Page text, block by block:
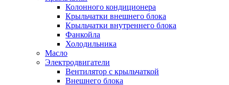
Колонного кондиционера
Крыльчатки внешнего блока
Крыльчатки внутреннего блока
Фанкойла
Холодильника
Масло
Электродвигатели
Вентилятор с крыльчаткой
Внешнего блока